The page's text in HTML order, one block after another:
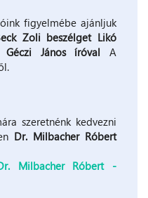
figyelmébe ajánljuk
Zoli beszélget Likó
János íróval A
szeretnénk kedvezni
Dr. Milbacher Róbert
Milbacher Róbert -